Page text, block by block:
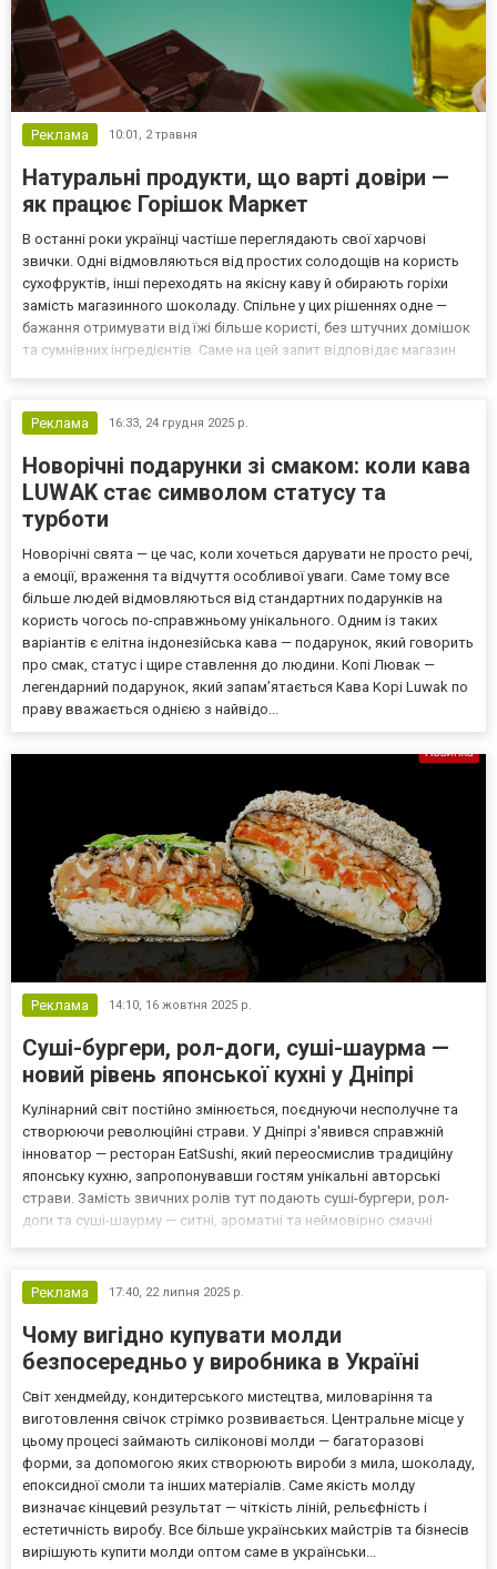
Реклама 10:01, 2 травня
Натуральні продукти, що варті довіри —
як працює Горішок Маркет
В останні роки українці частіше переглядають свої харчові
звички. Одні відмовляються від простих солодощів на користь
сухофруктів, інші переходять на якісну каву й обирають горіхи
замість магазинного шоколаду. Спільне у цих рішеннях одне —
бажання отримувати від їжі більше користі, без штучних домішок
та сумнівних інгредієнтів. Саме на цей запит відповідає магазин
Реклама
16:33, 24 грудня 2025 р.
Новорічні подарунки зі смаком: коли кава
LUWAK стає символом статусу та
турботи
Новорічні свята — це час, коли хочеться дарувати не просто речі,
а емоції, враження та відчуття особливої уваги. Саме тому все
більше людей відмовляються від стандартних подарунків на
користь чогось по-справжньому унікального. Одним із таких
варіантів є елітна індонезійська кава — подарунок, який говорить
про смак, статус і щире ставлення до людини. Копі Лювак —
легендарний подарунок, який запам’ятається Кава Kopi Luwak по
праву вважається однією з найвідо...
Реклама 14:10, 16 жовтня 2025 р.
Суші-бургери, рол-доги, суші-шаурма —
новий рівень японської кухні у Дніпрі
Кулінарний світ постійно змінюється, поєднуючи несполучне та
створюючи революційні страви. У Дніпрі з'явився справжній
інноватор — ресторан EatSushi, який переосмислив традиційну
японську кухню, запропонувавши гостям унікальні авторські
страви. Замість звичних ролів тут подають суші-бургери, рол-
доги та суші-шаурму — ситні, ароматні та неймовірно смачні
Реклама
17:40, 22 липня 2025 р.
Чому вигідно купувати молди
безпосередньо у виробника в Україні
Світ хендмейду, кондитерського мистецтва, миловаріння та
виготовлення свічок стрімко розвивається. Центральне місце у
цьому процесі займають силіконові молди — багаторазові
форми, за допомогою яких створюють вироби з мила, шоколаду,
епоксидної смоли та інших матеріалів. Саме якість молду
визначає кінцевий результат — чіткість ліній, рельєфність і
естетичність виробу. Все більше українських майстрів та бізнесів
вирішують купити молди оптом саме в українськи...